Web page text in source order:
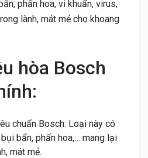
phấn hoa, vi khuẩn, virus,
lành, mát mẻ cho khoang
hòa Bosch
chuẩn Bosch: Loại này có
bẩn, phấn hoa,… mang lại
mát mẻ.